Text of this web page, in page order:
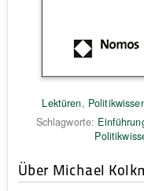
Lektüren,
Schlagworte:
Über Michael